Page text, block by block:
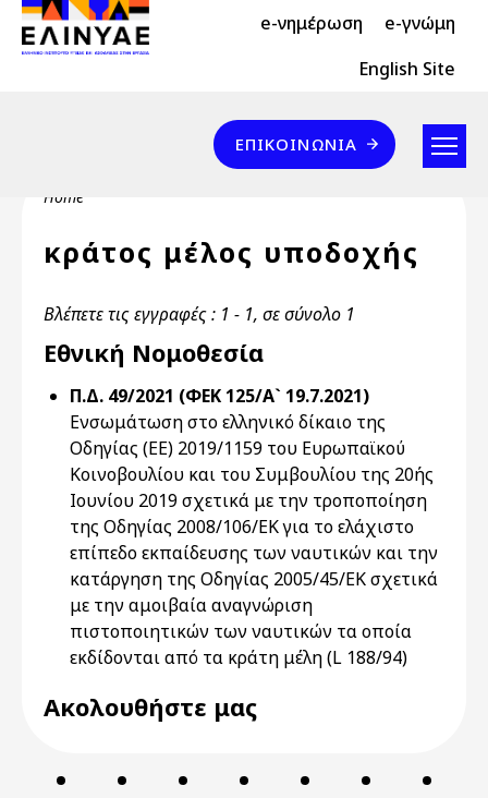
Skip to main content
Header Top 2 e-νημέρωση e-γνώμη
Header Top English Site
Επικοινωνία
ΕΠΙΚΟΙΝΩΝΊΑ
Breadcrumb
Home
κράτος μέλος υποδοχής
Βλέπετε τις εγγραφές : 1 - 1, σε σύνολο 1
Εθνική Νομοθεσία
Π.Δ. 49/2021 (ΦΕΚ 125/Α` 19.7.2021)
Ενσωμάτωση στο ελληνικό δίκαιο της
Οδηγίας (ΕΕ) 2019/1159 του Ευρωπαϊκού
Κοινοβουλίου και του Συμβουλίου της 20ής
Ιουνίου 2019 σχετικά με την τροποποίηση
της Οδηγίας 2008/106/ΕΚ για το ελάχιστο
επίπεδο εκπαίδευσης των ναυτικών και την
κατάργηση της Οδηγίας 2005/45/ΕΚ σχετικά
με την αμοιβαία αναγνώριση
πιστοποιητικών των ναυτικών τα οποία
εκδίδονται από τα κράτη μέλη (L 188/94)
Ακολουθήστε μας